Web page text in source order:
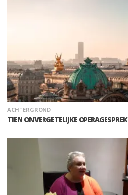
ACHTERGROND
TIEN ONVERGETELIJKE